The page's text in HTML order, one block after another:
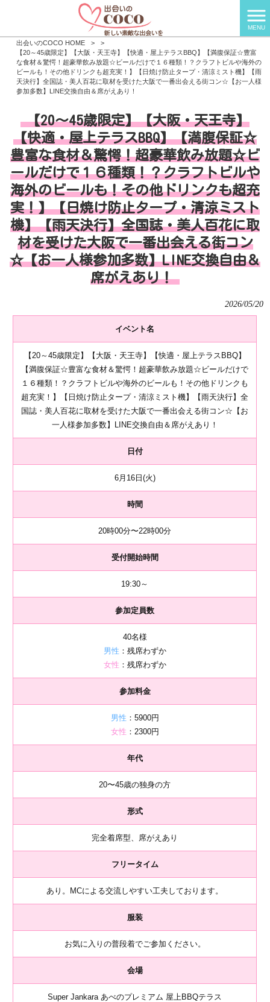
MENU
出会いのCOCO HOME >
>
【20～45歳限定】【大阪・天王寺】【快適・屋上テラスBBQ】【満腹保証☆豊富
な食材＆驚愕！超豪華飲み放題☆ビールだけで１６種類！？クラフトビルや海外の
ビールも！その他ドリンクも超充実！】【日焼け防止タープ・清涼ミスト機】【雨
天決行】全国誌・美人百花に取材を受けた大阪で一番出会える街コン☆【お一人様
参加多数】LINE交換自由＆席がえあり！
【20～45歳限定】【大阪・天王寺】
【快適・屋上テラスBBQ】【満腹保証☆
豊富な食材＆驚愕！超豪華飲み放題☆ビ
ールだけで１６種類！？クラフトビルや
海外のビールも！その他ドリンクも超充
実！】【日焼け防止タープ・清涼ミスト
機】【雨天決行】全国誌・美人百花に取
材を受けた大阪で一番出会える街コン
☆【お一人様参加多数】LINE交換自由＆
席がえあり！
2026/05/20
イベント名
【20～45歳限定】【大阪・天王寺】【快適・屋上テラスBBQ】
【満腹保証☆豊富な食材＆驚愕！超豪華飲み放題☆ビールだけで
１６種類！？クラフトビルや海外のビールも！その他ドリンクも
超充実！】【日焼け防止タープ・清涼ミスト機】【雨天決行】全
国誌・美人百花に取材を受けた大阪で一番出会える街コン☆【お
一人様参加多数】LINE交換自由＆席がえあり！
日付
6月16日(火)
時間
20時00分〜22時00分
受付開始時間
19:30～
参加定員数
40名様
男性 ：残席わずか
女性 ：残席わずか
参加料金
男性 ：5900円
女性 ：2300円
年代
20〜45歳の独身の方
形式
完全着席型、席がえあり
フリータイム
あり。MCによる交流しやすい工夫しております。
服装
お気に入りの普段着でご参加ください。
会場
Super Jankara あべのプレミアム 屋上BBQテラス